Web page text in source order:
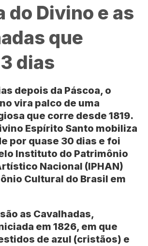
do Divino e as
que
dias
depois da Páscoa, o
vira palco de uma
que corre desde 1819.
Espírito Santo mobiliza
por quase 30 dias e foi
Instituto do Patrimônio
Nacional (IPHAN)
Cultural do Brasil em
as Cavalhadas,
em 1826, em que
de azul (cristãos) e